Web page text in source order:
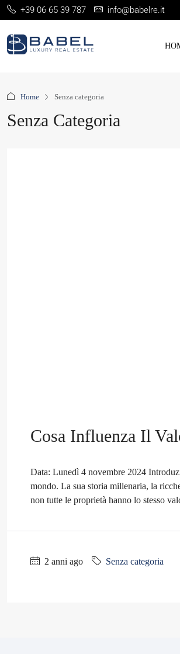
+39 06 65 39 787 info@babelre.it
Home Senza categoria
Senza Categoria
Cosa Influenza Il
Data: Lunedì 4 novembre 2024
mondo. La sua storia millenaria, la
non tutte le proprietà hanno lo stesso
2 anni ago Senza categoria